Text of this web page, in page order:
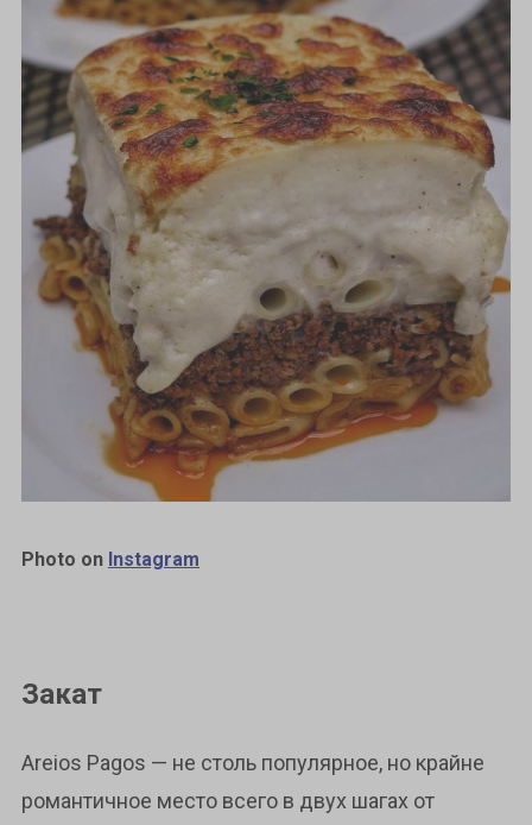
Photo on Instagram
Закат
Areios Pagos — не столь популярное, но крайне
романтичное место всего в двух шагах от